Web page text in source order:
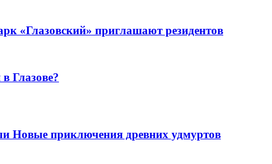
«Глазовский» приглашают резидентов
Глазове?
Новые приключения древних удмуртов